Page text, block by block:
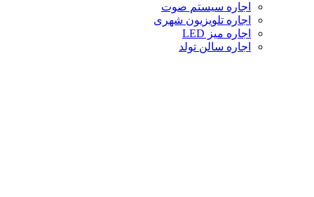
اجاره سیستم صوت
اجاره تلویزیون شهری
اجاره میز LED
اجاره سالن تولد